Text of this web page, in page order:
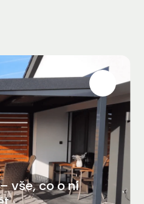
vše, co o ní